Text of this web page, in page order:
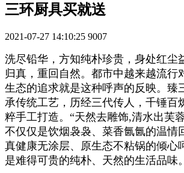
三环厨具买就送
2021-07-27 14:10:25 9007
洗尽铅华，方知纯朴珍贵，身处红尘
归真，重回自然。都市中越来越流行
生态的追求就是这种呼声的反映。臻
承传统工艺，历经三代传人，千锤百
粹手工打造。“天然去雕饰,清水出芙
不仅仅是饮烟袅袅、菜香氤氤的温情
真健康无涂层、原生态不粘锅的倾心
是难得可贵的纯朴、天然的生活品味。